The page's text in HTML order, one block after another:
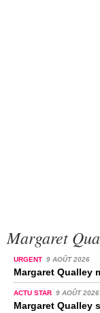
Margaret
URGENT 9 AOÛT 2026
Margaret Qualley
ACTU STAR 9 AOÛT 2026
Margaret Qualley